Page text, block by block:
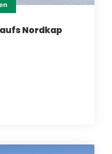
Nordkap